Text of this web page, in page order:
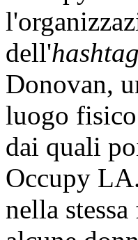
dell'hashtag
Donovan,
luogo fisico
dai quali
Occupy
nella